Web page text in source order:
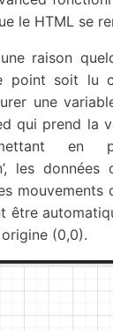
le HTML se
raison
point soit lu
une
qui prend la
en
les
mouvements
être
(0,0).